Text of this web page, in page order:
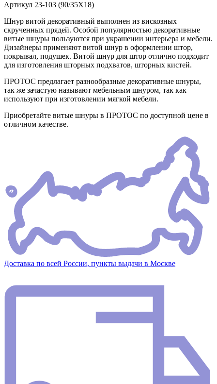
Артикул 23-103 (90/35X18)
Шнур витой декоративный выполнен из вискозных
скрученных прядей. Особой популярностью декоративные
витые шнуры пользуются при украшении интерьера и мебели.
Дизайнеры применяют витой шнур в оформлении штор,
покрывал, подушек. Витой шнур для штор отлично подходит
для изготовления шторных подхватов, шторных кистей.
ПРОТОС предлагает разнообразные декоративные шнуры,
так же зачастую называют мебельным шнуром, так как
используют при изготовлении мягкой мебели.
Приобретайте витые шнуры в ПРОТОС по доступной цене в
отличном качестве.
Доставка по всей России, пункты выдачи в Москве